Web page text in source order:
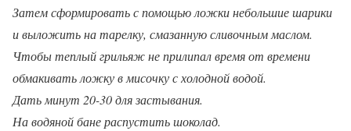
Затем сформировать с помощью ложки небольшие шарики
и выложить на тарелку, смазанную сливочным маслом.
Чтобы теплый грильяж не прилипал время от времени
обмакивать ложку в мисочку с холодной водой.
Дать минут 20-30 для застывания.
На водяной бане распустить шоколад.